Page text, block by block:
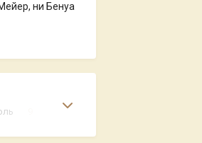
ни Бенуа
11 февр